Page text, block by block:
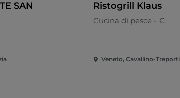
SAN
Ristogrill Klaus
Cucina di pesce - €
Veneto, Cavallino-Treporti